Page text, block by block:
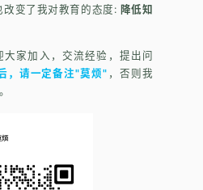
变了我对教育的态度: 降低知
家加入，交流经验，提出问
，请一定备注"莫烦" ，否则我